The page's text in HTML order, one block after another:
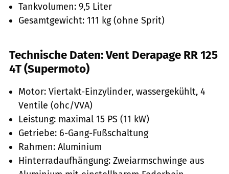
Tankvolumen: 9,5 Liter
Gesamtgewicht: 111 kg (ohne Sprit)
Technische Daten: Vent Derapage RR 125
4T (Supermoto)
Motor: Viertakt-Einzylinder, wassergekühlt, 4
Ventile (ohc/VVA)
Leistung: maximal 15 PS (11 kW)
Getriebe: 6-Gang-Fußschaltung
Rahmen: Aluminium
Hinterradaufhängung: Zweiarmschwinge aus